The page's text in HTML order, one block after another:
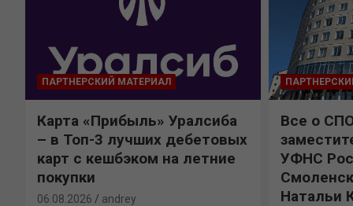
ПАРТНЕРСКИЙ МАТЕРИАЛ
Карта «Прибыль» Уралсиба
– в Топ-3 лучших дебетовых
карт с кешбэком на летние
покупки
06.08.2026 andrey
Все о
УФНС
Натальи